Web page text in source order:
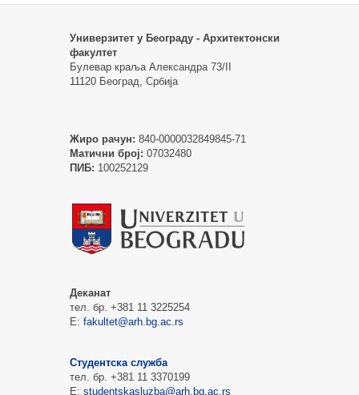
Универзитет у Београду - Архитектонски
факултет
Булевар краља Александра 73/II
11120 Београд, Србија
Жиро рачун: 840-0000032849845-71
Матични број: 07032480
ПИБ: 100252129
Деканат
тел. бр. +381 11 3225254
Е: fakultet@arh.bg.ac.rs
Студентска служба
тел. бр. +381 11 3370199
Е: studentskasluzba@arh.bg.ac.rs